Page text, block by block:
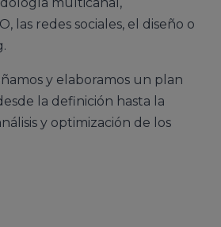
las redes sociales, el diseño o
y elaboramos un plan
la definición hasta la
y optimización de los